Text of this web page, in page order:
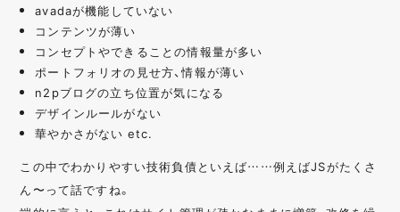
avadaが機能していない
コンテンツが薄い
コンセプトやできることの情報量が多い
ポートフォリオの見せ方、情報が薄い
n2pブログの立ち位置が気になる
デザインルールがない
華やかさがない etc.
この中でわかりやすい技術負債といえば……例えばJSがたくさ
ん〜って話ですね。